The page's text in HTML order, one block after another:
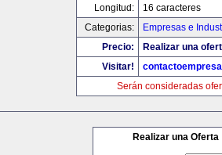
Longitud:
16 caracteres
Categorias:
Empresas e
Precio:
Realizar una
Visitar!
Serán consideradas
Realizar una Oferta